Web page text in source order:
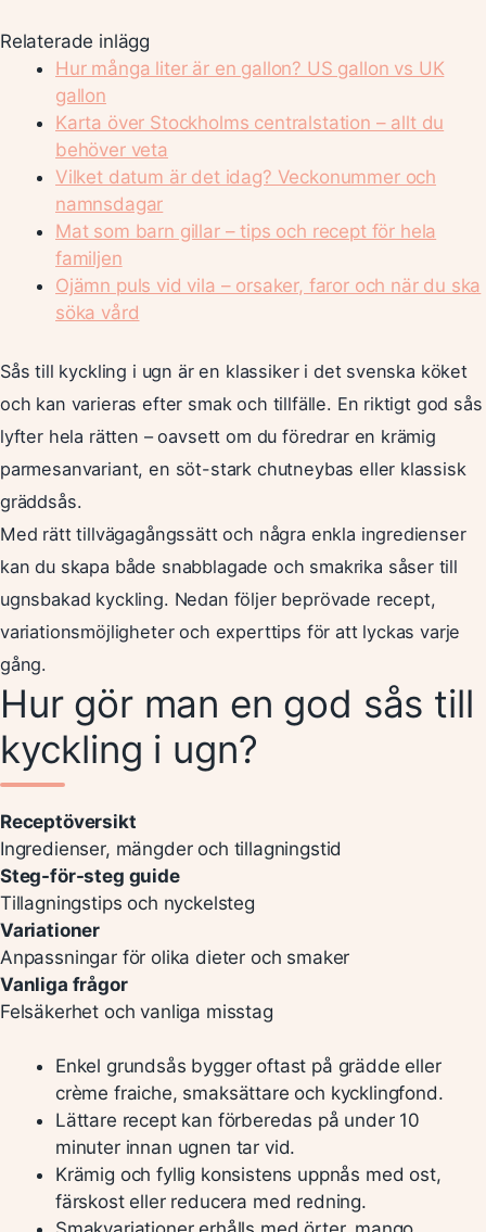
Relaterade inlägg
Hur många liter är en gallon? US gallon vs UK
gallon
Karta över Stockholms centralstation – allt du
behöver veta
Vilket datum är det idag? Veckonummer och
namnsdagar
Mat som barn gillar – tips och recept för hela
familjen
Ojämn puls vid vila – orsaker, faror och när du ska
söka vård
Sås till kyckling i ugn är en klassiker i det svenska köket
och kan varieras efter smak och tillfälle. En riktigt god sås
lyfter hela rätten – oavsett om du föredrar en krämig
parmesanvariant, en söt-stark chutneybas eller klassisk
gräddsås.
Med rätt tillvägagångssätt och några enkla ingredienser
kan du skapa både snabblagade och smakrika såser till
ugnsbakad kyckling. Nedan följer beprövade recept,
variationsmöjligheter och experttips för att lyckas varje
gång.
Hur gör man en god sås till
kyckling i ugn?
Receptöversikt
Ingredienser, mängder och tillagningstid
Steg-för-steg guide
Tillagningstips och nyckelsteg
Variationer
Anpassningar för olika dieter och smaker
Vanliga frågor
Felsäkerhet och vanliga misstag
Enkel grundsås bygger oftast på grädde eller
crème fraiche, smaksättare och kycklingfond.
Lättare recept kan förberedas på under 10
minuter innan ugnen tar vid.
Krämig och fyllig konsistens uppnås med ost,
färskost eller reducera med redning.